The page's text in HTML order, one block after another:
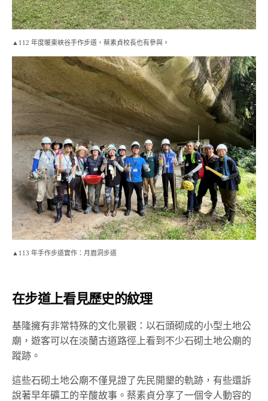
▲112 年度暖東峽谷手作步道，蔡素貞校長也有參與。
▲113 年手作步道實作：月眉洞步道
在步道上看見歷史的紋理
基隆擁有非常特殊的文化景觀：以石頭砌成的小型土地公
廟，遊客可以在淡蘭古道路徑上看到不少石砌土地公廟的
蹤跡。
這些石砌土地公廟不僅見證了先民開墾的軌跡，有些還訴
說著早年礦工的辛酸故事。蔡素貞分享了一個令人動容的